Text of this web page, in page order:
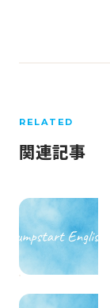
RELATED
関連記事